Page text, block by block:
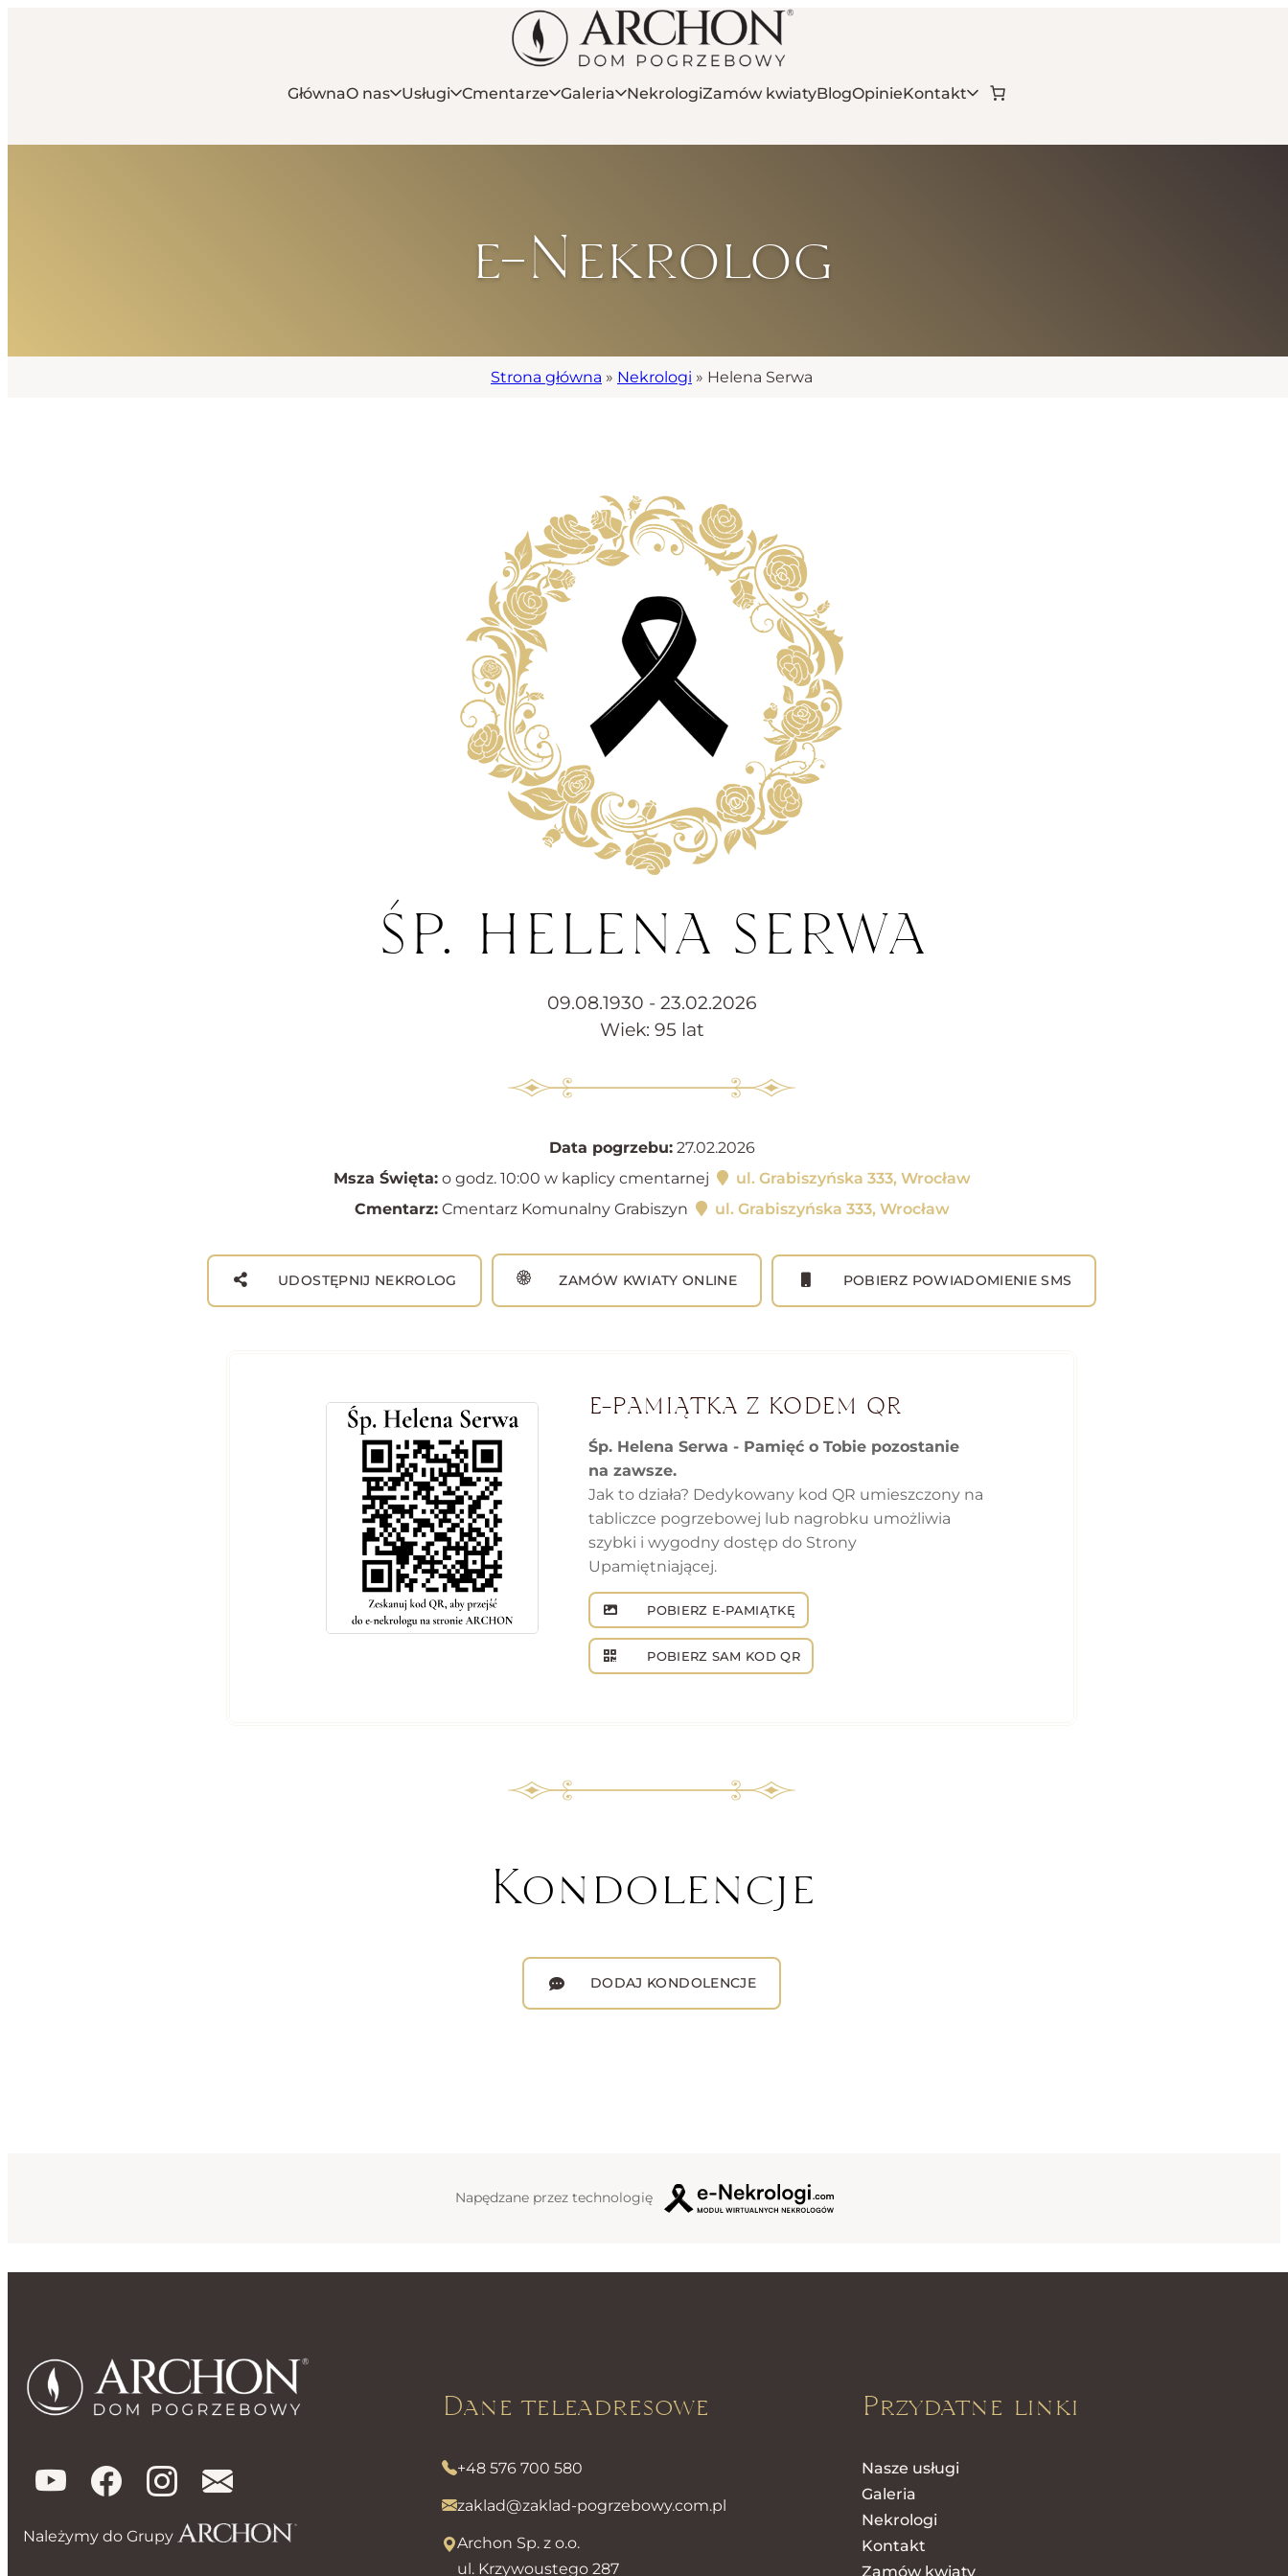
GłównaO nas Usługi Cmentarze Galeria NekrologiZamów kwiatyBlogOpinieKontakt
e-Nekrolog
Strona główna » Nekrologi » Helena Serwa
ŚP. HELENA SERWA
09.08.1930 - 23.02.2026
Wiek: 95 lat
Data pogrzebu:27.02.2026
Msza Święta:o godz. 10:00 w kaplicy cmentarnej
ul. Grabiszyńska 333, Wrocław
Cmentarz:Cmentarz Komunalny Grabiszyn ul. Grabiszyńska 333, Wrocław
UDOSTĘPNIJ NEKROLOG ZAMÓW KWIATY ONLINE POBIERZ POWIADOMIENIE SMS
E-PAMIĄTKA Z KODEM QR
Śp. Helena Serwa - Pamięć o Tobie pozostanie
na zawsze.
Jak to działa? Dedykowany kod QR umieszczony na
tabliczce pogrzebowej lub nagrobku umożliwia
szybki i wygodny dostęp do Strony
Upamiętniającej.
POBIERZ E-PAMIĄTKĘ
POBIERZ SAM KOD QR
Kondolencje
DODAJ KONDOLENCJE
Napędzane przez technologię
Należymy do Grupy
Dane teleadresowe
+48 576 700 580
zaklad@zaklad-pogrzebowy.com.pl
Archon Sp. z o.o.
ul. Krzywoustego 287
Przydatne linki
Nasze usługi
Galeria
Nekrologi
Kontakt
Zamów kwiaty